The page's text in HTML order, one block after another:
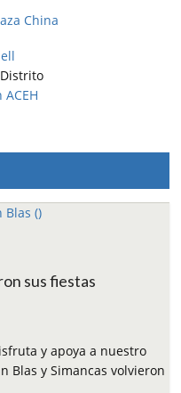
sus fiestas
y apoya a nuestro
Blas y Simancas volvieron